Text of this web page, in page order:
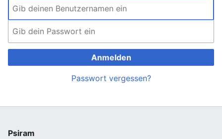
Anmelden
Passwort vergessen?
Psiram